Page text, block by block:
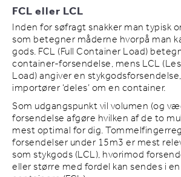
FCL eller LCL
Inden for søfragt snakker man typisk
som betegner måderne hvorpå man
gods. FCL (Full Container Load)
container-forsendelse, mens LCL
Load) angiver en
importører ‘deles’ om en container.
Som udgangspunkt vil volumen (og
forsendelse afgøre hvilken af de to
mest optimal for dig.
forsendelser under 15m3 er mest
som stykgods (LCL), hvorimod
eller større med fordel kan sendes i